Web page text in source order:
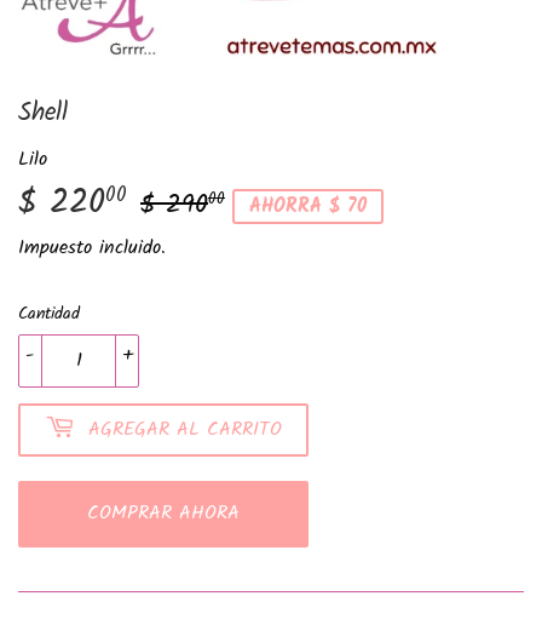
Shell
Lilo
$ 22000 $ 29000 Precio
$
Precio
$ AHORRA $ 70
Impuesto incluido.
Cantidad
+
-
AGREGAR AL CARRITO
COMPRAR AHORA